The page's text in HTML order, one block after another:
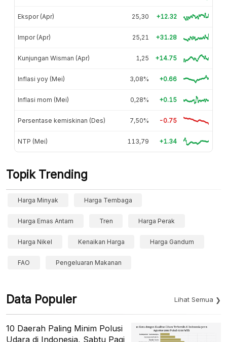
Ekspor (Apr) 25,30 +12.32
Impor (Apr) 25,21 +31.28
Kunjungan Wisman (Apr) 1,25 +14.75
Inflasi yoy (Mei) 3,08% +0.66
Inflasi mom (Mei) 0,28% +0.15
Persentase kemiskinan (Des) 7,50% -0.75
NTP (Mei) 113,79 +1.34
Topik Trending
Harga Minyak Harga Tembaga
Harga Emas Antam Tren Harga Perak
Harga Nikel Kenaikan Harga Harga Gandum
FAO Pengeluaran Makanan
Data Populer Lihat Semua
10 Daerah Paling Minim Polusi
Udara di Indonesia, Sabtu Pagi